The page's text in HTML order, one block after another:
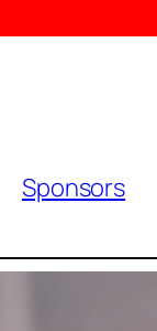
Sponsors